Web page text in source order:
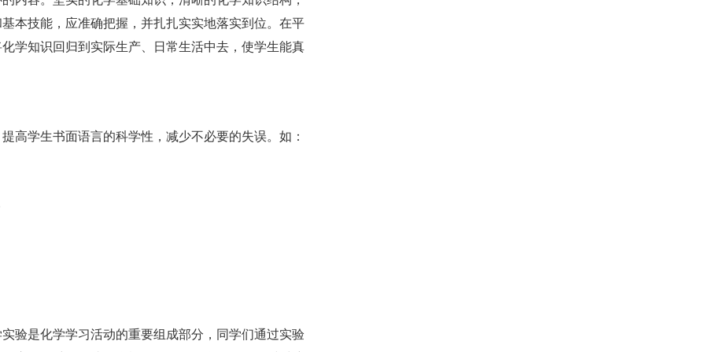
本技能，应准确把握，并扎扎实实地落实到位。在平
学知识回归到实际生产、日常生活中去，使学生能真
学生书面语言的科学性，减少不必要的失误。如：
是化学学习活动的重要组成部分，同学们通过实验